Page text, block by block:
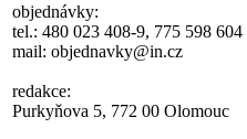
objednávky:
tel.: 480 023 408-9, 775 598 604
mail: objednavky@in.cz
redakce:
Purkyňova 5, 772 00 Olomouc